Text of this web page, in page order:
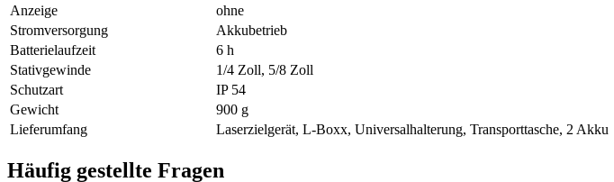
Anzeige
ohne
Stromversorgung
Akkubetrieb
Batterielaufzeit
6 h
Stativgewinde
1/4 Zoll, 5/8 Zoll
Schutzart
IP 54
Gewicht
900 g
Lieferumfang
Laserzielgerät, L-Boxx, Universalhalterung, Transporttasche, 2 Akku
Häufig gestellte Fragen